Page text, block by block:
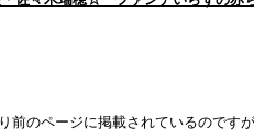
前のページに掲載されているのです